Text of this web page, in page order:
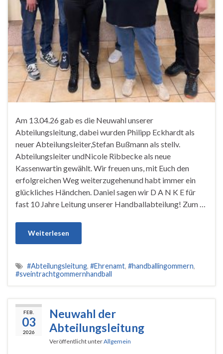
Am 13.04.26 gab es die Neuwahl unserer
Abteilungsleitung, dabei wurden Philipp Eckhardt als
neuer Abteilungsleiter,Stefan Bußmann als stellv.
Abteilungsleiter undNicole Ribbecke als neue
Kassenwartin gewählt. Wir freuen uns, mit Euch den
erfolgreichen Weg weiterzugehenund habt immer ein
glückliches Händchen. Daniel sagen wir D A N K E für
fast 10 Jahre Leitung unserer Handballabteilung! Zum …
Weiterlesen
#Abteilungsleitung, #Ehrenamt, #handballingommern,
#sveintrachtgommernhandball
FEB.
03
2026
Neuwahl der
Abteilungsleitung
Veröffentlicht unterAllgemein